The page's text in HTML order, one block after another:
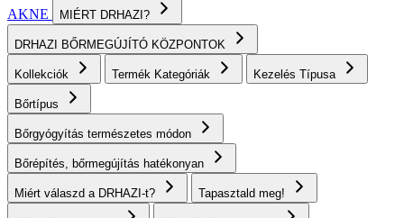
AKNE
MIÉRT DRHAZI?
DRHAZI BŐRMEGÚJÍTÓ KÖZPONTOK
Kollekciók Termék Kategóriák Kezelés Típusa
Bőrtípus
Bőrgyógyítás természetes módon
Bőrépítés, bőrmegújítás hatékonyan
Miért válaszd a DRHAZI-t? Tapasztald meg!